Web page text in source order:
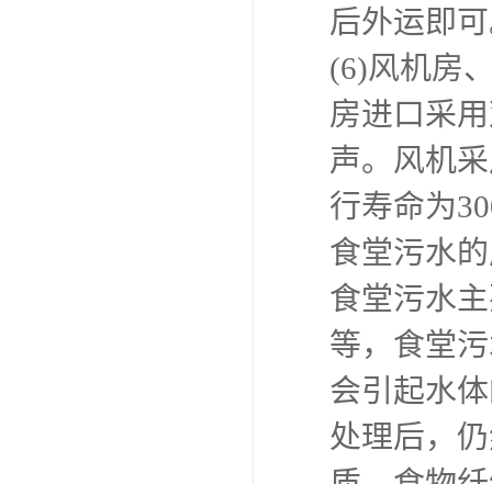
后外运即
(6)风机房
房进口采
声。风机
行寿命为
食堂污水
食堂污水
等，食堂
会引起水
处理后，